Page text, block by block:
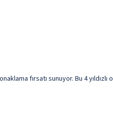
fırsatı sunuyor. Bu 4